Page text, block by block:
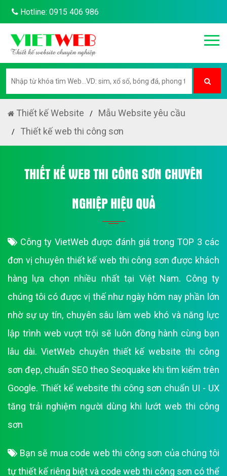
Hotline: 0915 406 986
Thiết kế Website
Mẫu Website yêu cầu
Thiết kế web thi công sơn
THIẾT KẾ WEB THI CÔNG SƠN CHUYÊN
NGHIỆP HIỆU QUẢ
Công ty VietWeb được đánh giá trong TOP 3 các
đơn vị chuyên thiết kế web thi công sơn được khách
hàng lựa chọn nhiều nhất tại Việt Nam. Công ty
chúng tôi có được vị thế như ngày hôm nay phần lớn
nhờ sự uy tín, chuyên sâu làm web khó và năng lực
lập trình web vượt trội sẽ luôn đồng hành cùng bạn
lâu dài. VietWeb chuyên thiết kế website thi công
sơn đẹp, chuẩn SEO theo Seoquake khi tìm kiếm trên
Google. Thiết kế website thi công sơn chuẩn UI - UX
tăng trải nghiệm người dùng khi lướt web thi công
sơn
Bạn sẽ mua code web thi công sơn của chúng tôi
tự thiết kế riêng biệt và code web thi công sơn có thể